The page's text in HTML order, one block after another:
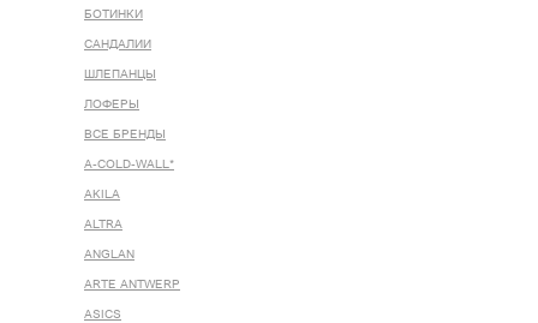
БОТИНКИ
САНДАЛИИ
ШЛЕПАНЦЫ
ЛОФЕРЫ
ВСЕ БРЕНДЫ
A-COLD-WALL*
AKILA
ALTRA
ANGLAN
ARTE ANTWERP
ASICS